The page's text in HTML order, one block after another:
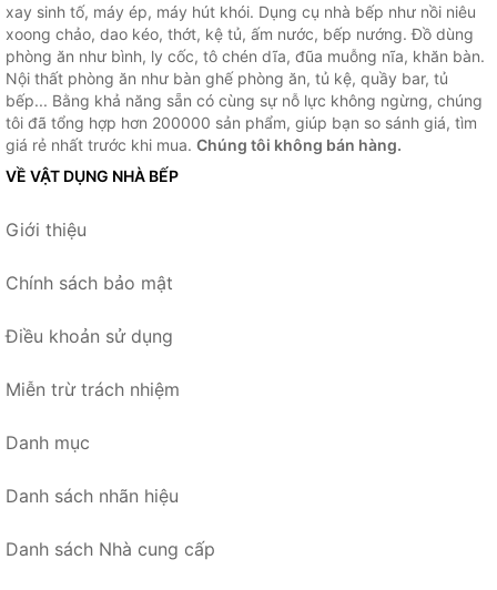
xay sinh tố, máy ép, máy hút khói. Dụng cụ nhà bếp như nồi niêu
xoong chảo, dao kéo, thớt, kệ tủ, ấm nước, bếp nướng. Đồ dùng
phòng ăn như bình, ly cốc, tô chén dĩa, đũa muỗng nĩa, khăn bàn.
Nội thất phòng ăn như bàn ghế phòng ăn, tủ kệ, quầy bar, tủ
bếp... Bằng khả năng sẵn có cùng sự nỗ lực không ngừng, chúng
tôi đã tổng hợp hơn 200000 sản phẩm, giúp bạn so sánh giá, tìm
giá rẻ nhất trước khi mua. Chúng tôi không bán hàng.
VỀ VẬT DỤNG NHÀ BẾP
Giới thiệu
Chính sách bảo mật
Điều khoản sử dụng
Miễn trừ trách nhiệm
Danh mục
Danh sách nhãn hiệu
Danh sách Nhà cung cấp